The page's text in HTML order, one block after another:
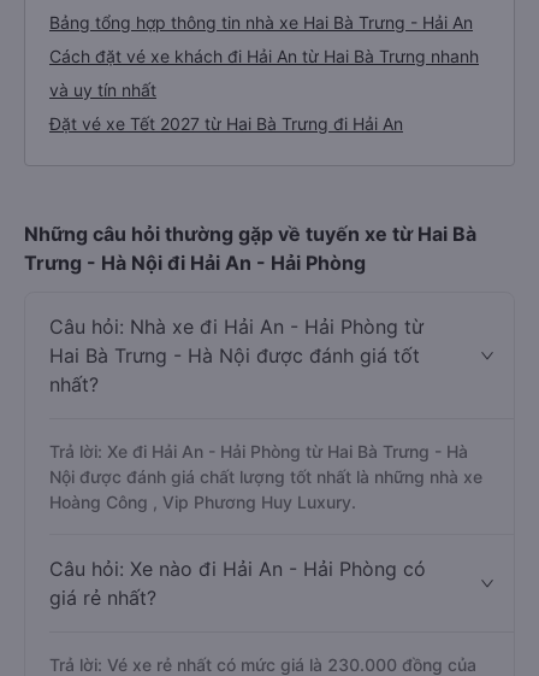
Bảng tổng hợp thông tin nhà xe Hai Bà Trưng - Hải An
Cách đặt vé xe khách đi Hải An từ Hai Bà Trưng nhanh
và uy tín nhất
Đặt vé xe Tết 2027 từ Hai Bà Trưng đi Hải An
Những câu hỏi thường gặp về tuyến xe từ Hai Bà
Trưng - Hà Nội đi Hải An - Hải Phòng
Câu hỏi: Nhà xe đi Hải An - Hải Phòng từ
Hai Bà Trưng - Hà Nội được đánh giá tốt
nhất?
Trả lời: Xe đi Hải An - Hải Phòng từ Hai Bà Trưng - Hà
Nội được đánh giá chất lượng tốt nhất là những nhà xe
Hoàng Công , Vip Phương Huy Luxury.
Câu hỏi: Xe nào đi Hải An - Hải Phòng có
giá rẻ nhất?
Trả lời: Vé xe rẻ nhất có mức giá là 230.000 đồng của